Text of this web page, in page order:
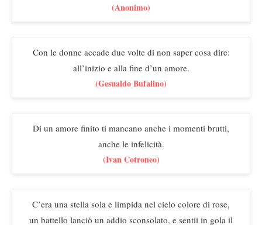
(Anonimo)
Con le donne accade due volte di non saper cosa dire:
all’inizio e alla fine d’un amore.
(Gesualdo Bufalino)
Di un amore finito ti mancano anche i momenti brutti,
anche le infelicità.
(Ivan Cotroneo)
C’era una stella sola e limpida nel cielo colore di rose,
un battello lanciò un addio sconsolato, e sentii in gola il